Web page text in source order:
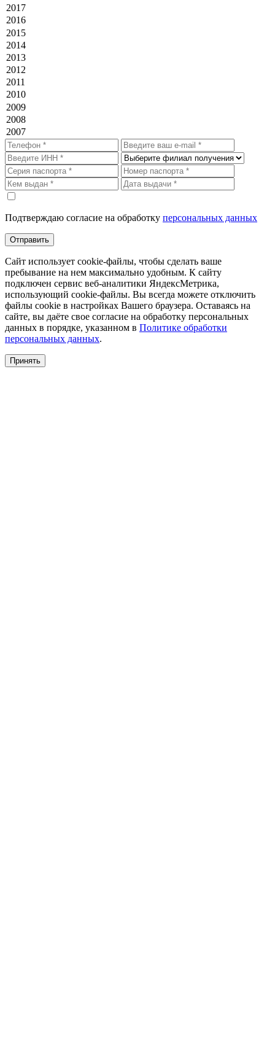
Подтверждаю согласие на обработку персональных данных
Отправить
Сайт использует cookie-файлы, чтобы сделать ваше
пребывание на нем максимально удобным. К cайту
подключен сервис веб-аналитики ЯндексМетрика,
использующий cookie-файлы. Вы всегда можете отключить
файлы cookie в настройках Вашего браузера. Оставаясь на
сайте, вы даёте свое согласие на обработку персональных
данных в порядке, указанном в Политике обработки
персональных данных.
Принять